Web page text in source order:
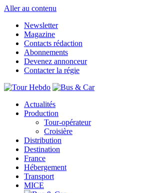
Aller au contenu
Newsletter
Magazine
Contacts rédaction
Abonnements
Devenez annonceur
Contacter la régie
Actualités
Production
Tour-opérateur
Croisière
Distribution
Destination
France
Hébergement
Transport
MICE